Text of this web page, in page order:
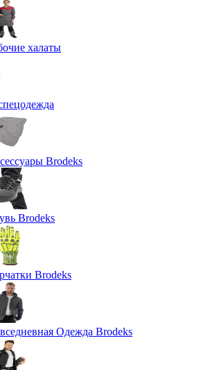
халаты
Brodeks
Brodeks
Brodeks
Одежда Brodeks